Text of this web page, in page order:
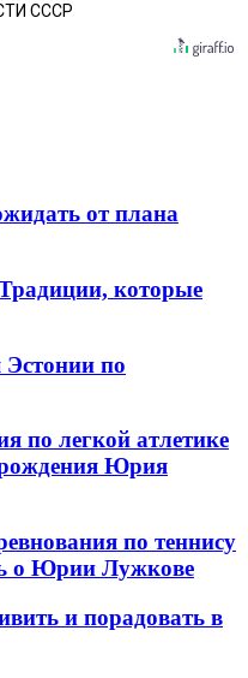
СССР
от плана
которые
Эстонии по
по легкой атлетике
Юрия
по теннису
о Юрии Лужкове
и порадовать в